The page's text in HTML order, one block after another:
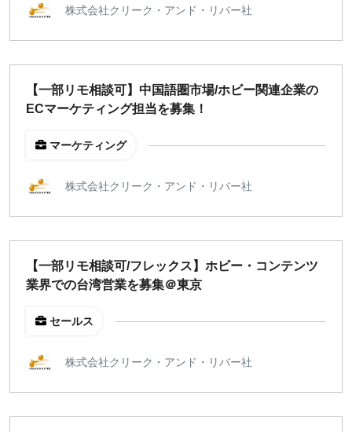
株式会社クリーク・アンド・リバー社
【一部リモ相談可】中国語圏市場/ホビー関連企業の
ECマーケティング担当を募集！
マーケティング
株式会社クリーク・アンド・リバー社
【一部リモ相談可/フレックス】ホビー・コンテンツ
業界での台湾営業を募集＠東京
セールス
株式会社クリーク・アンド・リバー社